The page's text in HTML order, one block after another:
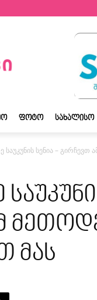
ᲤᲝᲢᲝ ᲡᲐᲮᲐᲚᲘᲡᲝ
საუკუნის სენია –
მას